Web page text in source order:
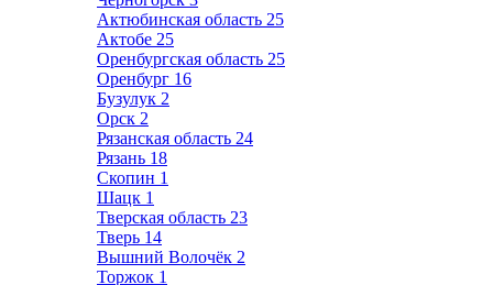
Актюбинская область 25
Актобе 25
Оренбургская область 25
Оренбург 16
Бузулук 2
Орск 2
Рязанская область 24
Рязань 18
Скопин 1
Шацк 1
Тверская область 23
Тверь 14
Вышний Волочёк 2
Торжок 1